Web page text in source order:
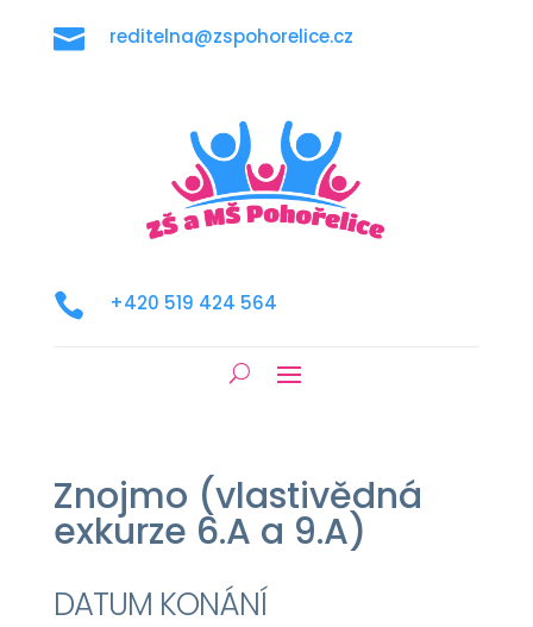
 reditelna@zspohorelice.cz
 +420 519 424 564
Znojmo (vlastivědná
exkurze 6.A a 9.A)
DATUM KONÁNÍ